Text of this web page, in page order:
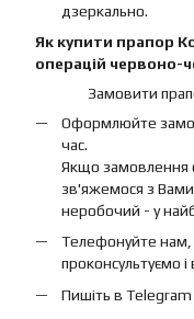
дзеркально.
Як купити прапор
операцій червоно-
Замовити
Оформлюйте
час.
Якщо замовлення
зв'яжемося з
неробочий - у
Телефонуйте
проконсультуємо і
Пишіть в